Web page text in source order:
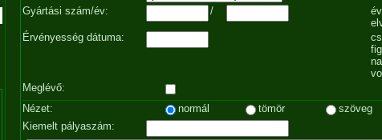
Gyártási szám/év:
/
Érvényesség dátuma:
Meglévő:
Nézet:
normál tömör
szöveg
Kiemelt pályaszám: